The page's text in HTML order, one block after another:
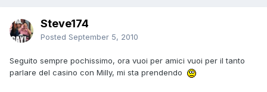
Steve174
Posted September 5, 2010
Seguito sempre pochissimo, ora vuoi per amici vuoi per il tanto
parlare del casino con Milly, mi sta prendendo